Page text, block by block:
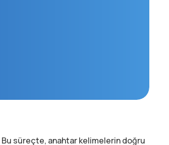
Bu süreçte, anahtar kelimelerin doğru